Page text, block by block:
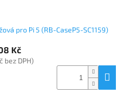
pro Pi 5 (RB-CaseP5-SC1159)
Kč
bez DPH)